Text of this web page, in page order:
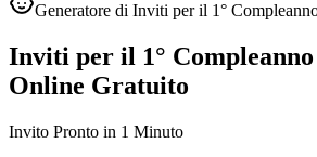
Generatore di Inviti per il 1°
Inviti per il 1° Compleanno
Online Gratuito
Invito Pronto in 1 Minuto